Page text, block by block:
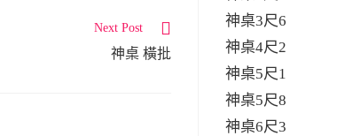
Next Post
神桌 橫批
神桌3尺6
神桌4尺2
神桌5尺1
神桌5尺8
神桌6尺3